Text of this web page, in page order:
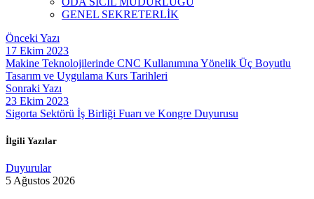
GENEL SEKRETERLİK
Önceki Yazı
17 Ekim 2023
Makine Teknolojilerinde CNC Kullanımına Yönelik Üç Boyutlu
Tasarım ve Uygulama Kurs Tarihleri
Sonraki Yazı
23 Ekim 2023
Sigorta Sektörü İş Birliği Fuarı ve Kongre Duyurusu
İlgili Yazılar
Duyurular
5 Ağustos 2026